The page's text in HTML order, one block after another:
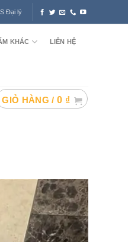
Đại lý
KHÁC LIÊN HỆ
GIỎ HÀNG / 0 ₫